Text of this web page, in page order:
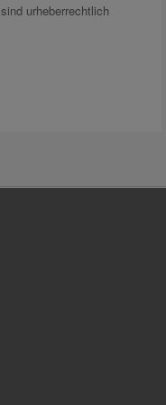
urheberrechtlich